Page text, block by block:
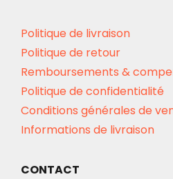
Politique de livraison
Politique de retour
Remboursements &
Politique de confidentialité
Conditions générales de
Informations de livraison
CONTACT